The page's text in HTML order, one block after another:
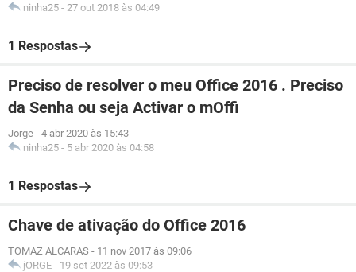
ninha25 - 27 out 2018 às 04:49
1 Respostas
Preciso de resolver o meu Office 2016 . Preciso
da Senha ou seja Activar o mOffi
Jorge - 4 abr 2020 às 15:43
ninha25 - 5 abr 2020 às 04:58
1 Respostas
Chave de ativação do Office 2016
TOMAZ ALCARAS - 11 nov 2017 às 09:06
jORGE - 19 set 2022 às 09:53